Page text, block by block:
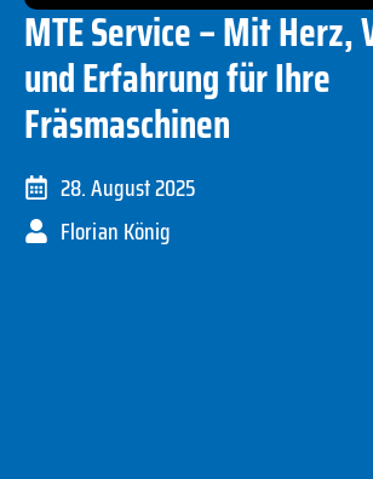
MTE Service – Mit Herz,
und Erfahrung für Ihre
Fräsmaschinen
28. August 2025
Florian König